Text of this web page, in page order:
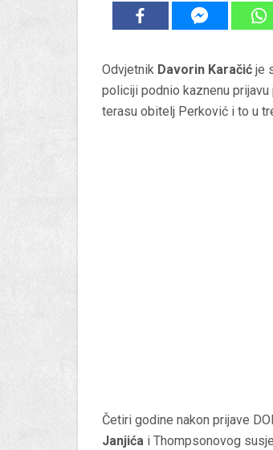
Odvjetnik Davorin Karačić je
policiji podnio kaznenu
terasu obitelj Perković i to u
Četiri godine nakon prijave
Janjića i Thompsonovog